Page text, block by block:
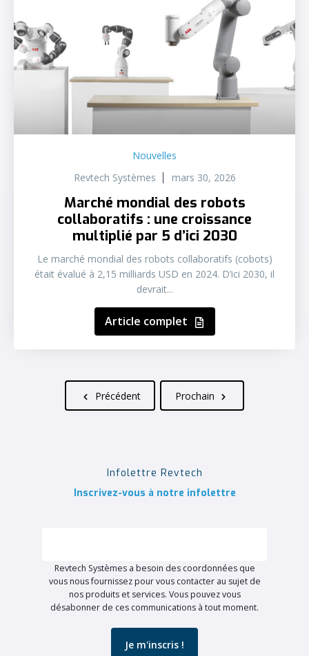
Nouvelles
Revtech Systèmes
mars 30, 2026
Marché mondial des robots
collaboratifs : une croissance
multiplié par 5 d’ici 2030
Le marché mondial des robots collaboratifs (cobots)
était évalué à 2,15 milliards USD en 2024. D’ici 2030, il
devrait...
Article complet
Précédent Prochain
Infolettre Revtech
Inscrivez-vous à notre infolettre
Revtech Systèmes a besoin des coordonnées que
vous nous fournissez pour vous contacter au sujet de
nos produits et services. Vous pouvez vous
désabonner de ces communications à tout moment.